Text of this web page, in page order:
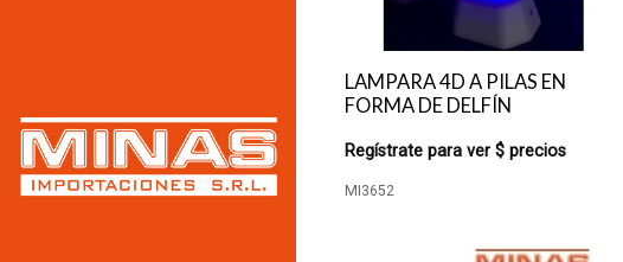
LAMPARA 4D A PILAS EN
FORMA DE DELFÍN
Regístrate para ver $ precios
MI3652